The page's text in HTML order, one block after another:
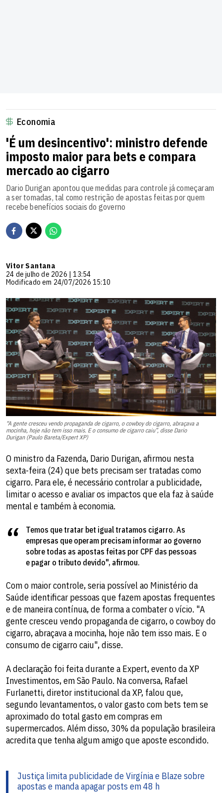
Economia
'É um desincentivo': ministro defende
imposto maior para bets e compara
mercado ao cigarro
Dario Durigan apontou que medidas para controle já começaram
a ser tomadas, tal como restrição de apostas feitas por quem
recebe benefícios sociais do governo
Vitor Santana
24 de julho de 2026 | 13:54
Modificado em 24/07/2026 15:10
“A gente cresceu vendo propaganda de cigarro, o cowboy do cigarro, abraçava a
mocinha, hoje não tem isso mais. E o consumo de cigarro caiu”, disse Dario
Durigan (Paulo Bareta/Expert XP)
O ministro da Fazenda, Dario Durigan, afirmou nesta
sexta-feira (24) que bets precisam ser tratadas como
cigarro. Para ele, é necessário controlar a publicidade,
limitar o acesso e avaliar os impactos que ela faz à saúde
mental e também à economia.
Temos que tratar bet igual tratamos cigarro. As
empresas que operam precisam informar ao governo
sobre todas as apostas feitas por CPF das pessoas
e pagar o tributo devido", afirmou.
Com o maior controle, seria possível ao Ministério da
Saúde identificar pessoas que fazem apostas frequentes
e de maneira contínua, de forma a combater o vício. "A
gente cresceu vendo propaganda de cigarro, o cowboy do
cigarro, abraçava a mocinha, hoje não tem isso mais. E o
consumo de cigarro caiu", disse.
A declaração foi feita durante a Expert, evento da XP
Investimentos, em São Paulo. Na conversa, Rafael
Furlanetti, diretor institucional da XP, falou que,
segundo levantamentos, o valor gasto com bets tem se
aproximado do total gasto em compras em
supermercados. Além disso, 30% da população brasileira
acredita que tenha algum amigo que aposte escondido.
Justiça limita publicidade de Virgínia e Blaze sobre
apostas e manda apagar posts em 48 h